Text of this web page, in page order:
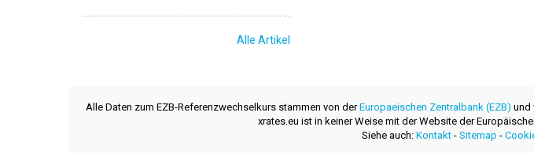
Alle Artikel
Alle Daten zum EZB-Referenzwechselkurs stammen von derEuropaeischen Zentralbank (EZB) und
xrates.eu ist in keiner Weise mit der Website der
Siehe auch: Kontakt- Sitemap -